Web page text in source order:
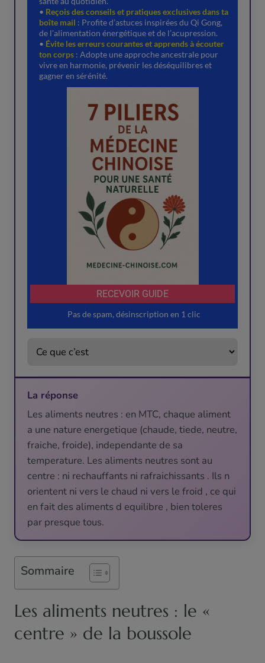
La réponse
Les aliments neutres : en MTC, chaque aliment
a une nature energetique (chaude, tiede, neutre,
fraiche, froide), independante de sa
temperature. Les aliments neutres sont au
centre : ni rechauffants ni rafraichissants . Ils n
orientent ni vers le chaud ni vers le froid , ce qui
en fait des aliments d equilibre , bien toleres
par presque tous.
Sommaire
Les aliments neutres : le «
centre » de la boussole